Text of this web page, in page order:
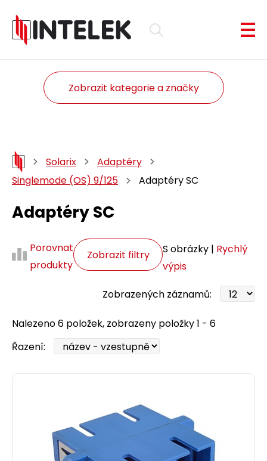
Zobrazit kategorie a značky
Solarix
Adaptéry
Singlemode (OS) 9/125
Adaptéry SC
Adaptéry SC
Porovnat
produkty
Zobrazit filtry S obrázky | Rychlý
výpis
Zobrazených záznamů:
Nalezeno 6 položek, zobrazeny položky 1 - 6
Řazení: